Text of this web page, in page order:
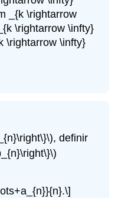
_{k \rightarrow
\rightarrow \infty}
\rightarrow \infty}
, definir